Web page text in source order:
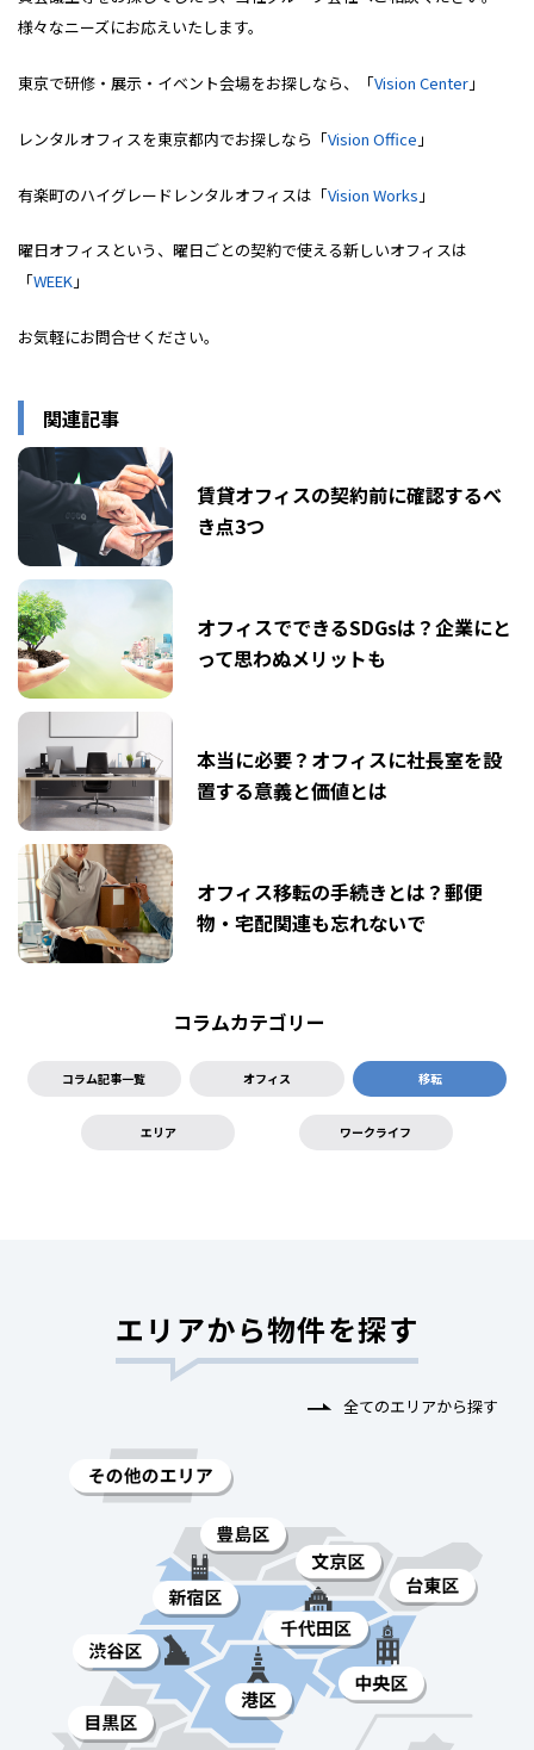
様々なニーズにお応えいたします。
東京で研修・展示・イベント会場をお探しなら、「Vision Center 」
レンタルオフィスを東京都内でお探しなら「Vision Office 」
有楽町のハイグレードレンタルオフィスは「Vision Works 」
曜日オフィスという、曜日ごとの契約で使える新しいオフィスは
「WEEK 」
お気軽にお問合せください。
関連記事
賃貸オフィスの契約前に確認するべ
き点3つ
オフィスでできるSDGsは？企業にと
って思わぬメリットも
本当に必要？オフィスに社長室を設
置する意義と価値とは
オフィス移転の手続きとは？郵便
物・宅配関連も忘れないで
コラムカテゴリー
コラム記事一覧 オフィス 移転
エリア ワークライフ
エリアから物件を探す
全てのエリアから探す